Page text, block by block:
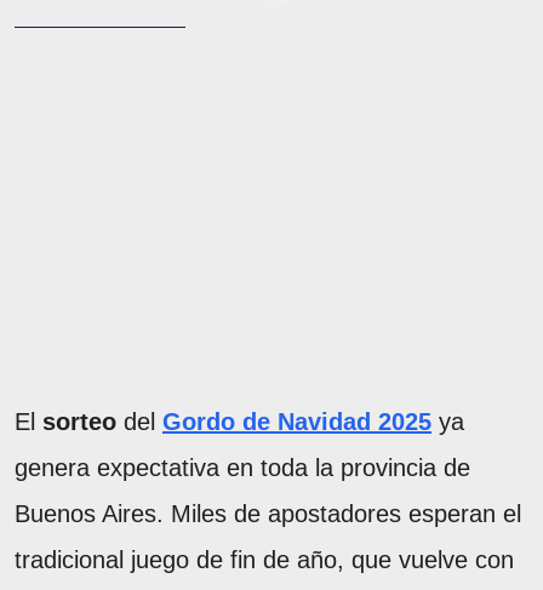
El sorteo del Gordo de Navidad 2025 ya
genera expectativa en toda la provincia de
Buenos Aires. Miles de apostadores esperan el
tradicional juego de fin de año, que vuelve con